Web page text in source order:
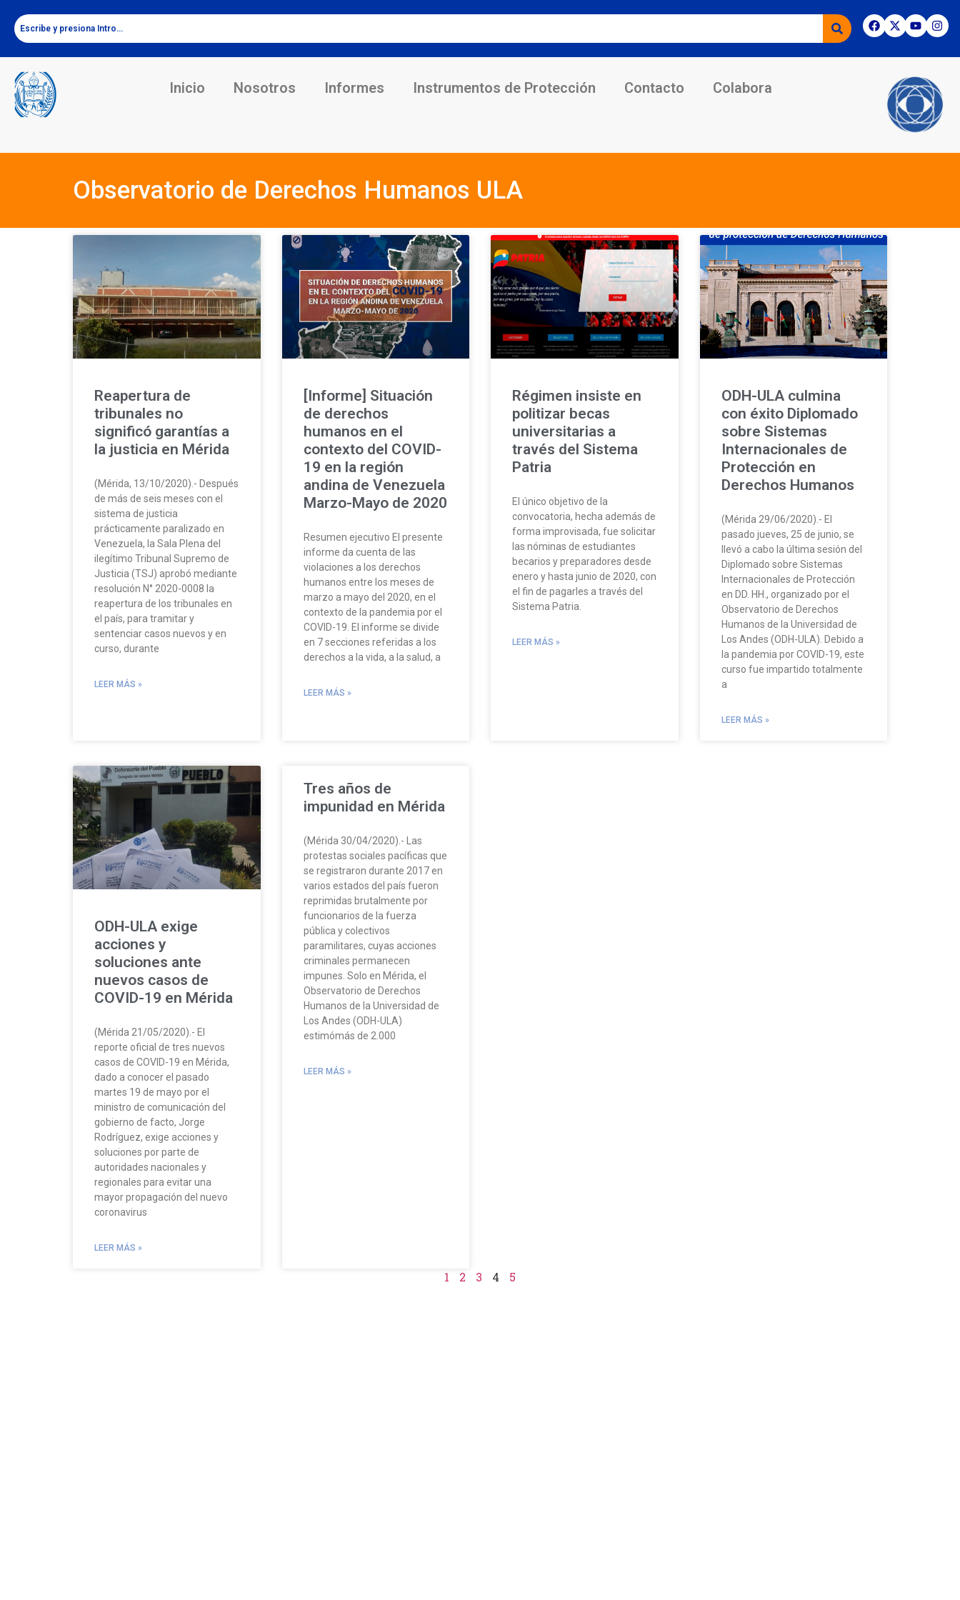
Inicio Nosotros Informes Instrumentos de Protección Contacto Colabora
Observatorio de Derechos Humanos ULA
Reapertura de
tribunales no
significó garantías a
la justicia en Mérida
(Mérida, 13/10/2020).- Después
de más de seis meses con el
sistema de justicia
prácticamente paralizado en
Venezuela, la Sala Plena del
ilegítimo Tribunal Supremo de
Justicia (TSJ) aprobó mediante
resolución N° 2020-0008 la
reapertura de los tribunales en
el país, para tramitar y
sentenciar casos nuevos y en
curso, durante
LEER MÁS »
[Informe] Situación
de derechos
humanos en el
contexto del COVID-
19 en la región
andina de Venezuela
Marzo-Mayo de 2020
Resumen ejecutivo El presente
informe da cuenta de las
violaciones a los derechos
humanos entre los meses de
marzo a mayo del 2020, en el
contexto de la pandemia por el
COVID-19. El informe se divide
en 7 secciones referidas a los
derechos a la vida, a la salud, a
LEER MÁS »
Régimen insiste en
politizar becas
universitarias a
través del Sistema
Patria
El único objetivo de la
convocatoria, hecha además de
forma improvisada, fue solicitar
las nóminas de estudiantes
becarios y preparadores desde
enero y hasta junio de 2020, con
el fin de pagarles a través del
Sistema Patria.
LEER MÁS »
ODH-ULA culmina
con éxito Diplomado
sobre Sistemas
Internacionales de
Protección en
Derechos Humanos
(Mérida 29/06/2020).- El
pasado jueves, 25 de junio, se
llevó a cabo la última sesión del
Diplomado sobre Sistemas
Internacionales de Protección
en DD. HH., organizado por el
Observatorio de Derechos
Humanos de la Universidad de
Los Andes (ODH-ULA). Debido a
la pandemia por COVID-19, este
curso fue impartido totalmente
a
LEER MÁS »
ODH-ULA exige
acciones y
soluciones ante
nuevos casos de
COVID-19 en Mérida
(Mérida 21/05/2020).- El
reporte oficial de tres nuevos
casos de COVID-19 en Mérida,
dado a conocer el pasado
martes 19 de mayo por el
ministro de comunicación del
gobierno de facto, Jorge
Rodríguez, exige acciones y
soluciones por parte de
autoridades nacionales y
regionales para evitar una
mayor propagación del nuevo
coronavirus
LEER MÁS »
Tres años de
impunidad en Mérida
(Mérida 30/04/2020).- Las
protestas sociales pacíficas que
se registraron durante 2017 en
varios estados del país fueron
reprimidas brutalmente por
funcionarios de la fuerza
pública y colectivos
paramilitares, cuyas acciones
criminales permanecen
impunes. Solo en Mérida, el
Observatorio de Derechos
Humanos de la Universidad de
Los Andes (ODH-ULA)
estimómás de 2.000
LEER MÁS »
1 2 3 4 5